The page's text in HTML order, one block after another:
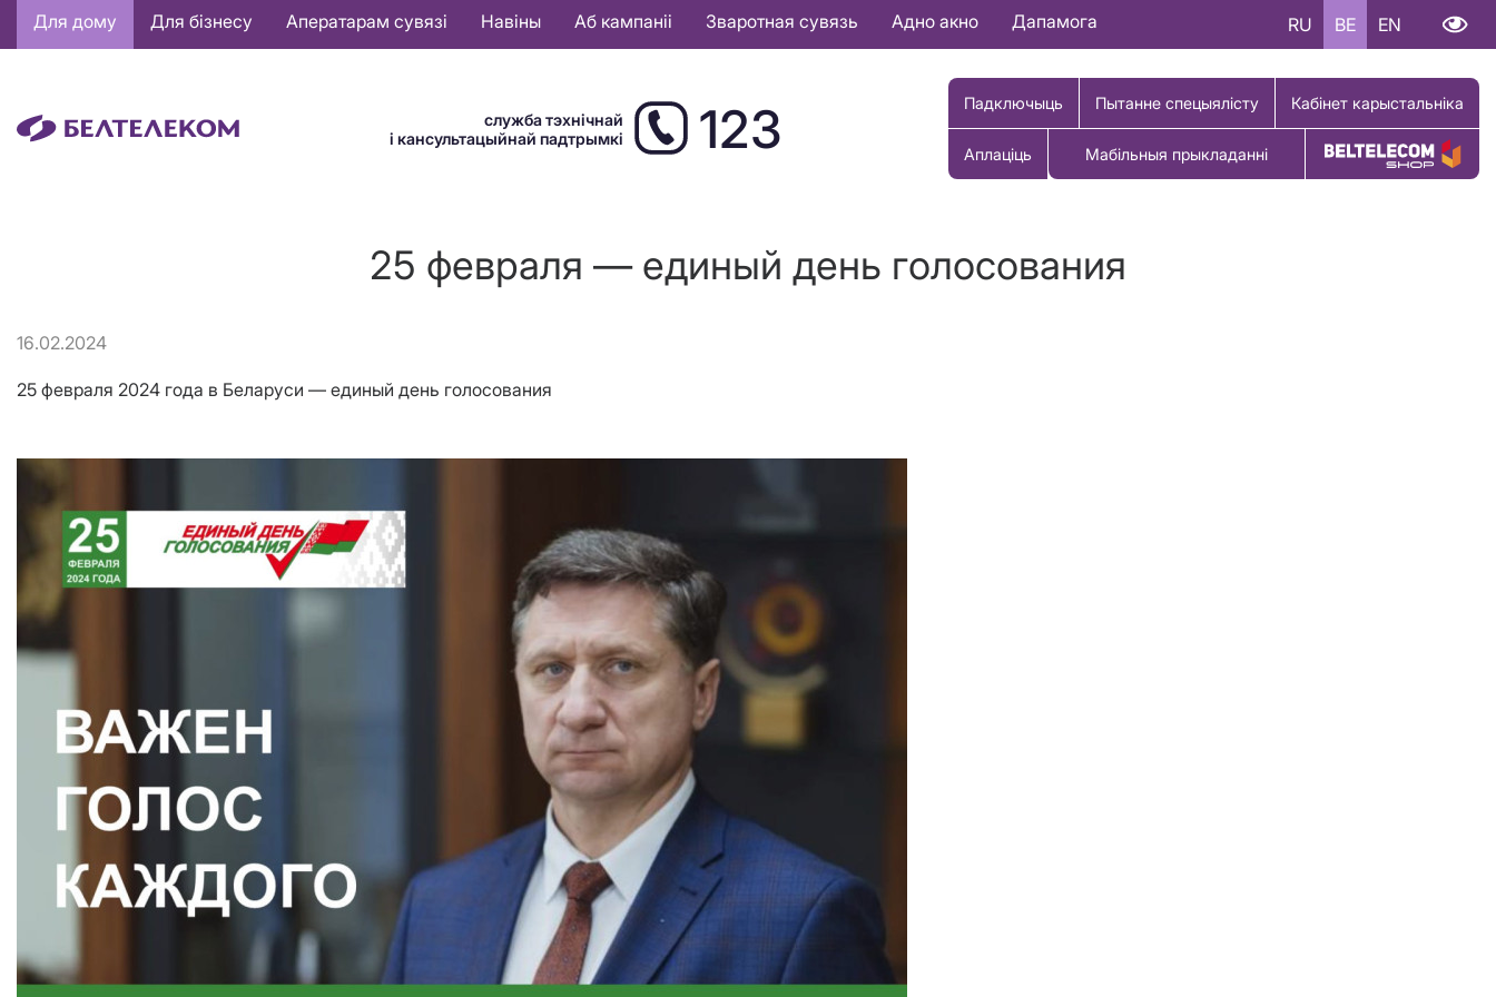
Основная
навигация
Для дому Для бізнесу Аператарам сувязі Навіны Аб кампаніі Зваротная сувязь Адно акно Дапамога RU BE EN
служба тэхнічнай
і кансультацыйнай падтрымкі
123 Падключыць Пытанне спецыялісту Кабінет карыстальніка
Аплаціць Мабільныя прыкладанні Купіць тавар
25 февраля — единый день голосования
16.02.2024
25 февраля 2024 года в Беларуси — единый день голосования